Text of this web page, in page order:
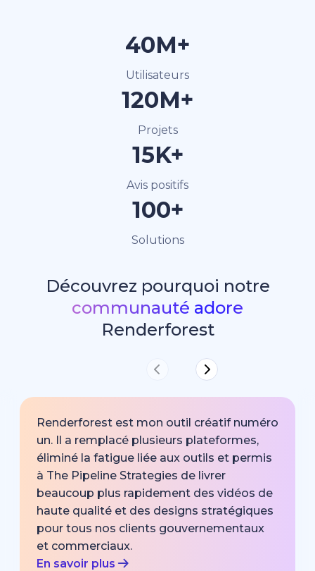
40M+
Utilisateurs
120M+
Projets
15K+
Avis positifs
100+
Solutions
Découvrez pourquoi notre
communauté adore
Renderforest
Renderforest est mon outil créatif numéro
un. Il a remplacé plusieurs plateformes,
éliminé la fatigue liée aux outils et permis
à The Pipeline Strategies de livrer
beaucoup plus rapidement des vidéos de
haute qualité et des designs stratégiques
pour tous nos clients gouvernementaux
et commerciaux.
En savoir plus